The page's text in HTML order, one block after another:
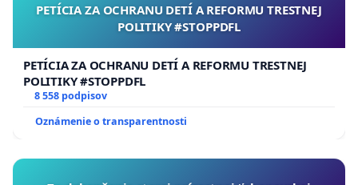
PETÍCIA ZA OCHRANU DETÍ A REFORMU TRESTNEJ
POLITIKY #STOPPDFL
PETÍCIA ZA OCHRANU DETÍ A REFORMU TRESTNEJ
POLITIKY #STOPPDFL
8 558 podpisov
Oznámenie o transparentnosti